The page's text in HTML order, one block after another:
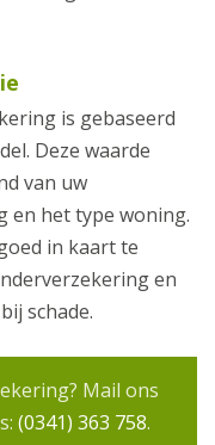
is gebaseerd
Deze waarde
van uw
en het type woning.
in kaart te
en
schade.
Mail ons
(0341) 363 758.